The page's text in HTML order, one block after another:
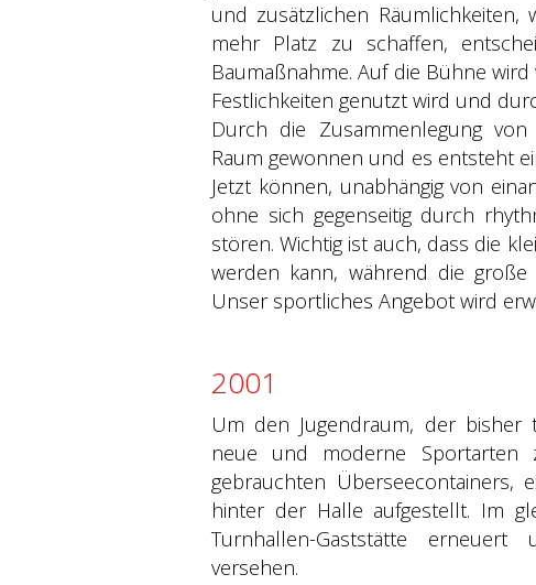
und zusätzlichen
mehr Platz zu schaffen,
Baumaßnahme. Auf die Bühne
Festlichkeiten genutzt wird und
Durch die Zusammenlegung
Raum gewonnen und es entsteht
Jetzt können, unabhängig von
ohne sich gegenseitig durch
stören. Wichtig ist auch, dass die
werden kann, während die
Unser sportliches Angebot wird
2001
Um den Jugendraum, der
neue und moderne
gebrauchten Überseecontainers,
hinter der Halle aufgestellt. Im
Turnhallen-Gaststätte
versehen.